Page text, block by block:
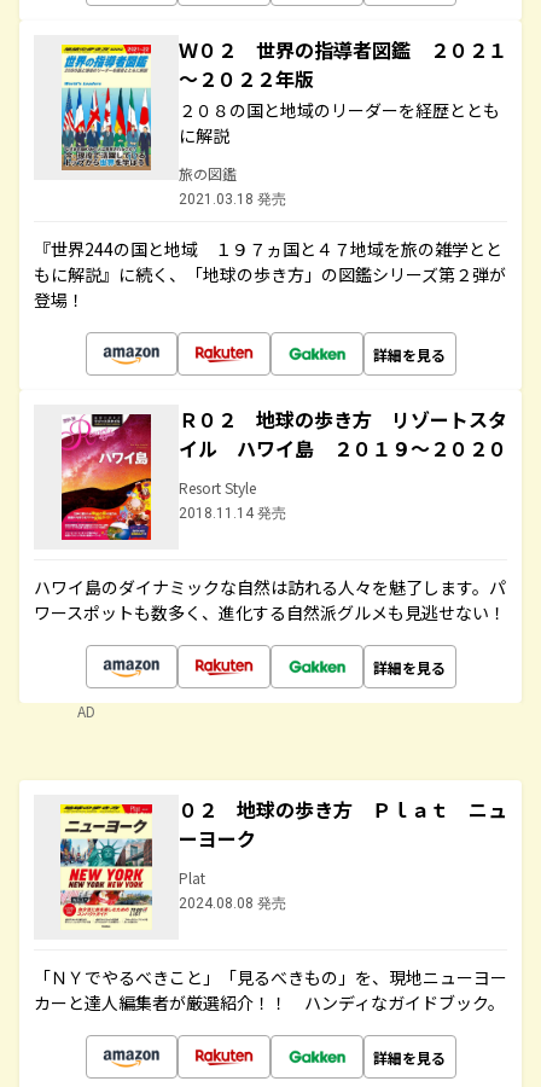
Ｗ０２ 世界の指導者図鑑 ２０２１
～２０２２年版
２０８の国と地域のリーダーを経歴ととも
に解説
旅の図鑑
2021.03.18 発売
『世界244の国と地域 １９７ヵ国と４７地域を旅の雑学とと
もに解説』に続く、「地球の歩き方」の図鑑シリーズ第２弾が
登場！
詳細を見る
Ｒ０２ 地球の歩き方 リゾートスタ
イル ハワイ島 ２０１９～２０２０
Resort Style
2018.11.14 発売
ハワイ島のダイナミックな自然は訪れる人々を魅了します。パ
ワースポットも数多く、進化する自然派グルメも見逃せない！
詳細を見る
AD
０２ 地球の歩き方 Ｐｌａｔ ニュ
ーヨーク
Plat
2024.08.08 発売
「ＮＹでやるべきこと」「見るべきもの」を、現地ニューヨー
カーと達人編集者が厳選紹介！！ ハンディなガイドブック。
詳細を見る